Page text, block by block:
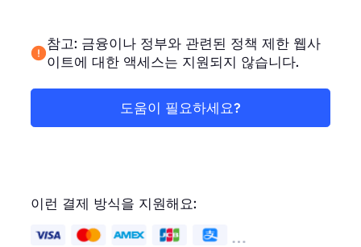
참고: 금융이나 정부와 관련된 정책 제한 웹사
이트에 대한 액세스는 지원되지 않습니다.
도움이 필요하세요?
이런 결제 방식을 지원해요: